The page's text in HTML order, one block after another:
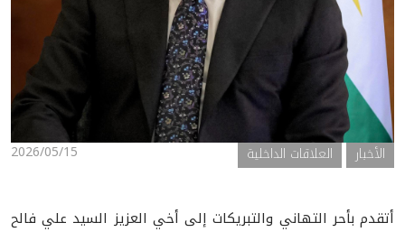
2026/05/15 الأخبار العلاقات الداخلية
أتقدم بأحر التهاني والتبريكات إلى أخي العزيز السيد علي فالح